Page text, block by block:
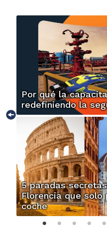
Por qué la
redefiniendo la
5 paradas
Florencia que solo
coche